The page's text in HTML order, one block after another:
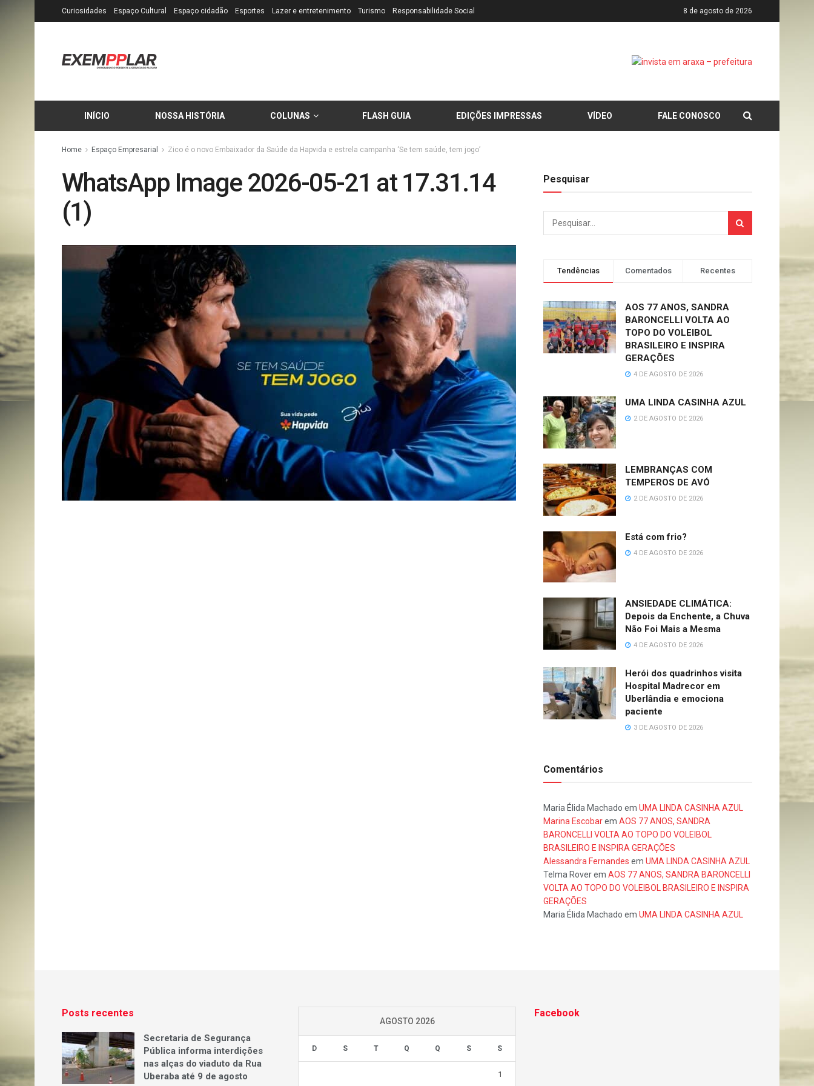
Curiosidades Espaço Cultural Espaço cidadão Esportes Lazer e entretenimento Turismo Responsabilidade Social 8 de agosto de 2026
INÍCIO NOSSA HISTÓRIA COLUNAS FLASH GUIA EDIÇÕES IMPRESSAS VÍDEO FALE CONOSCO
Home Espaço Empresarial Zico é o novo Embaixador da Saúde da Hapvida e estrela campanha ‘Se tem saúde, tem jogo’
WhatsApp Image 2026-05-21 at 17.31.14
(1)
Pesquisar
Tendências Comentados Recentes
AOS 77 ANOS, SANDRA
BARONCELLI VOLTA AO
TOPO DO VOLEIBOL
BRASILEIRO E INSPIRA
GERAÇÕES
4 DE AGOSTO DE 2026
UMA LINDA CASINHA AZUL
2 DE AGOSTO DE 2026
LEMBRANÇAS COM
TEMPEROS DE AVÓ
2 DE AGOSTO DE 2026
Está com frio?
4 DE AGOSTO DE 2026
ANSIEDADE CLIMÁTICA:
Depois da Enchente, a Chuva
Não Foi Mais a Mesma
4 DE AGOSTO DE 2026
Herói dos quadrinhos visita
Hospital Madrecor em
Uberlândia e emociona
paciente
3 DE AGOSTO DE 2026
Comentários
Maria Élida Machado em UMA LINDA CASINHA AZUL
Marina Escobarem AOS 77 ANOS, SANDRA
BARONCELLI VOLTA AO TOPO DO VOLEIBOL
BRASILEIRO E INSPIRA GERAÇÕES
Alessandra Fernandes em UMA LINDA CASINHA AZUL
Telma Roverem AOS 77 ANOS, SANDRA BARONCELLI
VOLTA AO TOPO DO VOLEIBOL BRASILEIRO E INSPIRA
GERAÇÕES
Maria Élida Machado em UMA LINDA CASINHA AZUL
Posts recentes
Secretaria de Segurança
Pública informa interdições
nas alças do viaduto da Rua
Uberaba até 9 de agosto
AGOSTO 2026
D S T Q Q S S
1
Facebook